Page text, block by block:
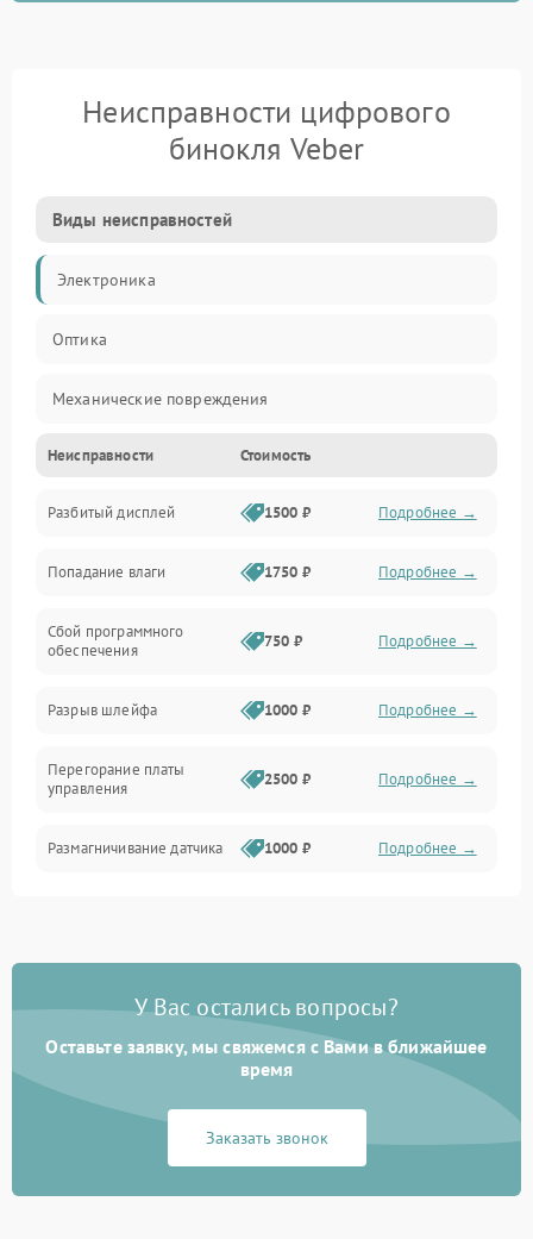
Неисправности цифрового
бинокля Veber
Виды неисправностей
Электроника
Оптика
Механические повреждения
Видео
Механика
Управление
Электропитание
Неисправности Стоимость
Разбитый дисплей 1500 ₽ Подробнее →
Попадание влаги 1750 ₽ Подробнее →
Сбой программного
обеспечения
750 ₽ Подробнее →
Разрыв шлейфа 1000 ₽ Подробнее →
Перегорание платы
управления
2500 ₽ Подробнее →
Размагничивание датчика 1000 ₽ Подробнее →
цветов дисплея
Подробнее →
коркое время
1000 ₽ Подробнее →
1500 ₽ Подробнее →
У Вас остались вопросы?
Оставьте заявку, мы свяжемся с Вами в ближайшее
время
Заказать звонок